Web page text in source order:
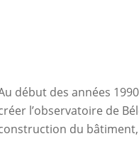
début des années
l’observatoire de
du